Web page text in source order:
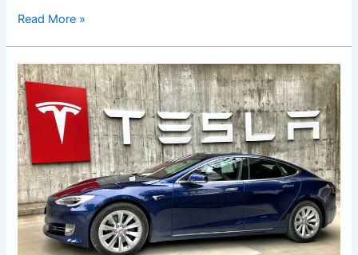
Read More »
Contoh
Neon
Box
di
Dunia